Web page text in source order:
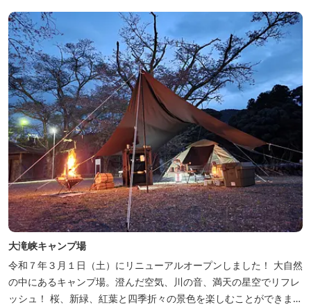
せんか？ 同時にデッキ付ひのき小屋も完成しました。是非ご利用く
ださい。
大滝峡キャンプ場
令和７年３月１日（土）にリニューアルオープンしました！ 大自然
の中にあるキャンプ場。澄んだ空気、川の音、満天の星空でリフレ
ッシュ！ 桜、新緑、紅葉と四季折々の景色を楽しむことができま